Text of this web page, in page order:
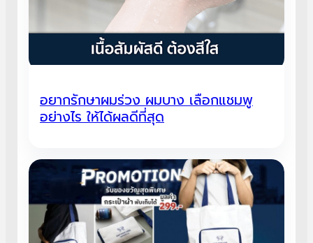
อยากรักษาผมร่วง ผมบาง เลือกแชมพู
อย่างไร ให้ได้ผลดีที่สุด